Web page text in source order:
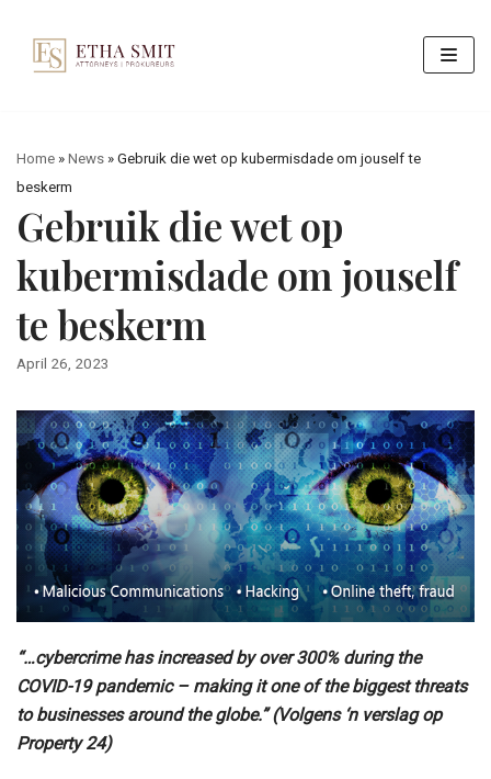
Skip
Home » News » Gebruik die wet op kubermisdade om jouself te
beskerm
Gebruik die wet op
kubermisdade om jouself
te beskerm
April 26, 2023
“…cybercrime has increased by over 300% during the
COVID-19 pandemic – making it one of the biggest threats
to businesses around the globe.” (Volgens ‘n verslag op
Property 24)